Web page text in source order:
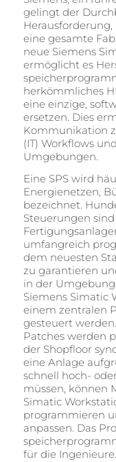
gelingt der
eine gesamte
neue Siemens
ermöglicht es
herkömmliches
eine einzige,
ersetzen. Dies
Kommunikation
(IT) Workflows
Umgebungen.
Eine SPS wird
Energienetzen,
bezeichnet.
Steuerungen
umfangreich
dem neuesten
zu garantieren
in der
Siemens Simatic
einem zentralen
gesteuert
Patches werden
der Shopfloor
eine Anlage
schnell hoch-
müssen, können
Simatic
programmieren
anpassen. Das
für die Ingenieure.